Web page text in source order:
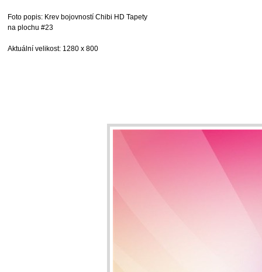
Foto popis: Krev bojovností Chibi HD Tapety
na plochu #23
Aktuální velikost: 1280 x 800